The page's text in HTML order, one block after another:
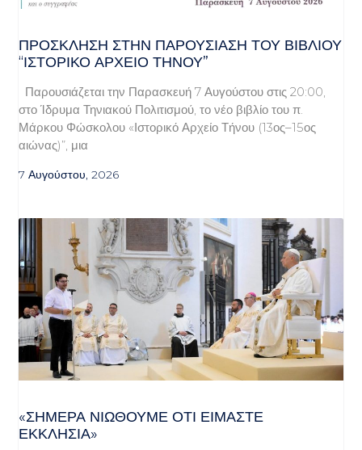
ΠΡΌΣΚΛΗΣΗ ΣΤΗΝ ΠΑΡΟΥΣΊΑΣΗ ΤΟΥ ΒΙΒΛΊΟΥ
“ΙΣΤΟΡΙΚΌ ΑΡΧΕΊΟ ΤΉΝΟΥ”
Παρουσιάζεται την Παρασκευή 7 Αυγούστου στις 20:00,
στο Ίδρυμα Τηνιακού Πολιτισμού, το νέο βιβλίο του π.
Μάρκου Φώσκολου «Ιστορικό Αρχείο Τήνου (13ος–15ος
αιώνας)”, μια
7 Αυγούστου, 2026
«ΣΉΜΕΡΑ ΝΙΏΘΟΥΜΕ ΌΤΙ ΕΊΜΑΣΤΕ
ΕΚΚΛΗΣΊΑ»